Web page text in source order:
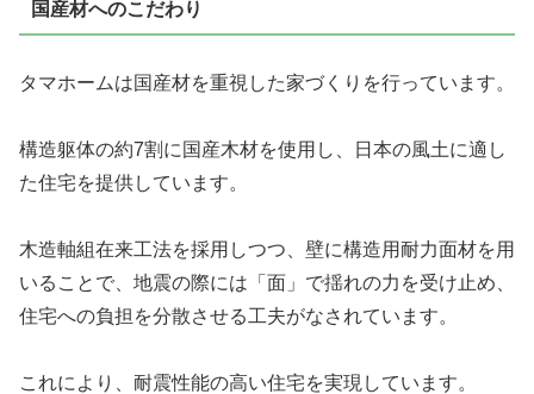
国産材へのこだわり
タマホームは国産材を重視した家づくりを行っています。
構造躯体の約7割に国産木材を使用し、日本の風土に適し
た住宅を提供しています。
木造軸組在来工法を採用しつつ、壁に構造用耐力面材を用
いることで、地震の際には「面」で揺れの力を受け止め、
住宅への負担を分散させる工夫がなされています。
これにより、耐震性能の高い住宅を実現しています。